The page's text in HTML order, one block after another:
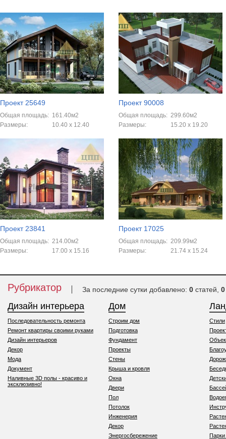
Проект 25649
Общая площадь: 161.40м2
Размеры:
10.40 x 12.40
Проект 90008
Общая площадь: 299.60м2
Размеры:
15.20 x 19.20
Проект 23841
Общая площадь: 214.00м2
Размеры:
17.00 x 15.16
Проект 17025
Общая площадь: 209.99м2
Размеры:
21.74 x 15.24
Рубрикатор За последние сутки добавлено: 0 статей, 0
Дизайн интерьера
Последовательность ремонта
Ремонт квартиры своими руками
Дизайн интерьеров
Декор
Мода
Документ
Наливные 3D полы - красиво и
эксклюзивно!
Дом
Строим дом
Подготовка
Фундамент
Проекты
Стены
Крыша и кровля
Окна
Двери
Пол
Потолок
Инженерия
Декор
Энергосбережение
Стили